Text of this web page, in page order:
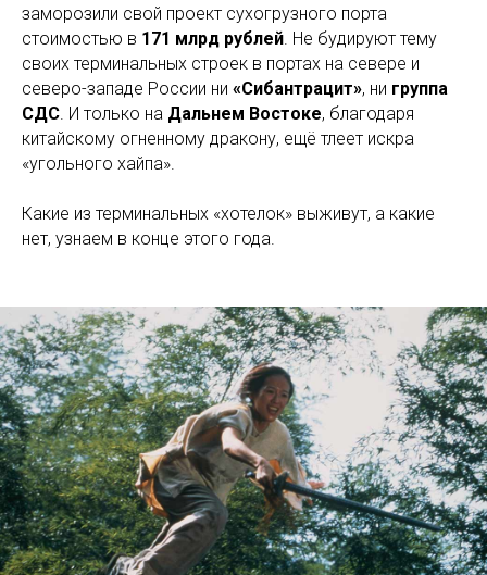
заморозили свой проект сухогрузного порта
стоимостью в 171 млрд рублей. Не будируют тему
своих терминальных строек в портах на севере и
северо-западе России ни «Сибантрацит», ни группа
СДС. И только на Дальнем Востоке, благодаря
китайскому огненному дракону, ещё тлеет искра
«угольного хайпа».
Какие из терминальных «хотелок» выживут, а какие
нет, узнаем в конце этого года.